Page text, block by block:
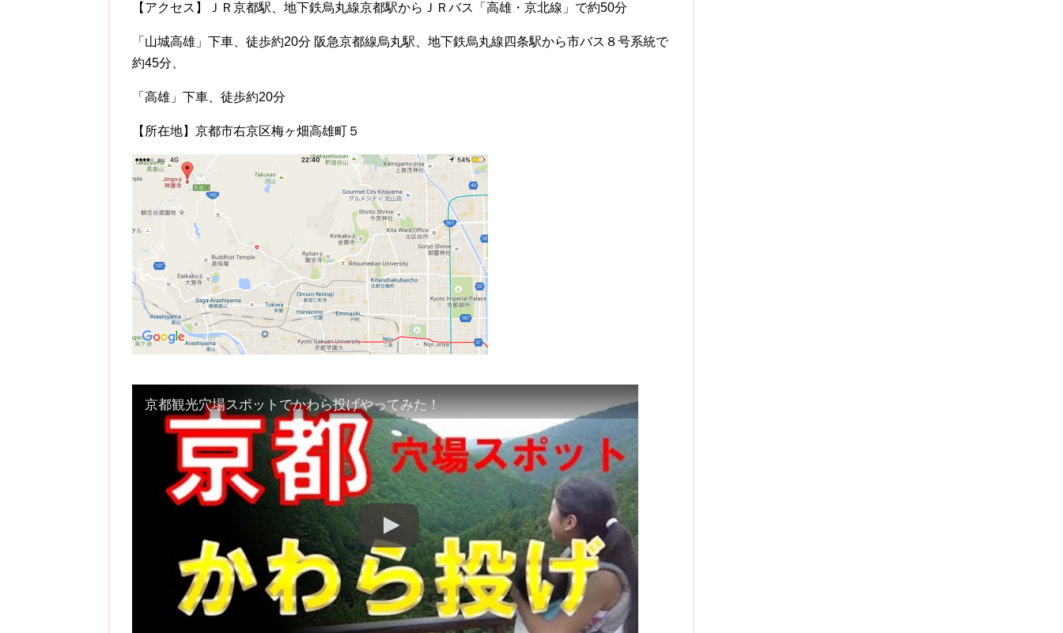
【アクセス】ＪＲ京都駅、地下鉄烏丸線京都駅からＪＲバス「高雄・京北線」で約50分
「山城高雄」下車、徒歩約20分 阪急京都線烏丸駅、地下鉄烏丸線四条駅から市バス８号系統で
約45分、
「高雄」下車、徒歩約20分
【所在地】京都市右京区梅ヶ畑高雄町５
京都観光穴場スポットでかわら投げやってみた！